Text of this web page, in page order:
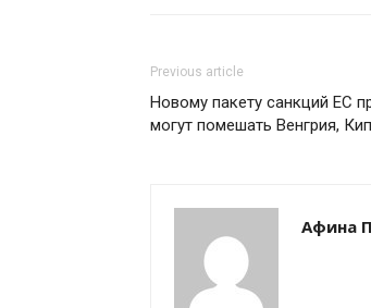
Previous article
Новому пакету санкций ЕС
могут помешать Венгрия,
Афина